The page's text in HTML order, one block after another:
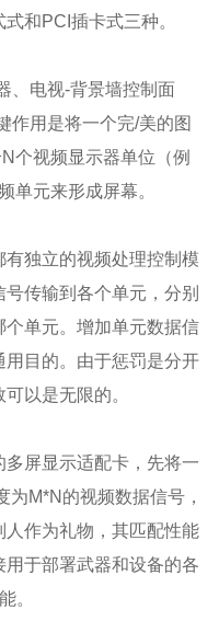
和PCI插卡式三种。
、电视-背景墙控制面
作用是将一个完/美的图
个视频显示器单位（例
单元来形成屏幕。
独立的视频处理控制模
传输到各个单元，分别
单元。增加单元数据信
目的。由于惩罚是分开
以是无限的。
屏显示适配卡，先将一
M*N的视频数据信号，
作为礼物，其匹配性能
于部署武器和设备的各
。